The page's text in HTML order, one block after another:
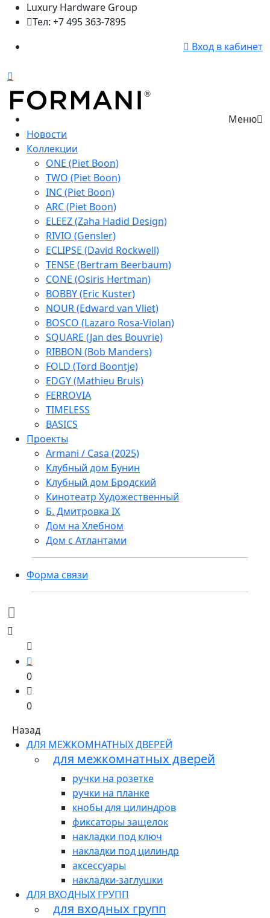
Luxury Hardware Group
Тел: +7 495 363-7895
Вход в кабинет
Меню
Новости
Коллекции
ONE (Piet Boon)
TWO (Piet Boon)
INC (Piet Boon)
ARC (Piet Boon)
ELEEZ (Zaha Hadid Design)
RIVIO (Gensler)
ECLIPSE (David Rockwell)
TENSE (Bertram Beerbaum)
CONE (Osiris Hertman)
BOBBY (Eric Kuster)
NOUR (Edward van Vliet)
BOSCO (Lazaro Rosa-Violan)
SQUARE (Jan des Bouvrie)
RIBBON (Bob Manders)
FOLD (Tord Boontje)
EDGY (Mathieu Bruls)
FERROVIA
TIMELESS
BASICS
Проекты
Armani / Casa (2025)
Клубный дом Бунин
Клубный дом Бродский
Кинотеатр Художественный
Б. Дмитровка IX
Дом на Хлебном
Дом с Атлантами
Форма связи
0
0
Назад
ДЛЯ МЕЖКОМНАТНЫХ ДВЕРЕЙ
для межкомнатных дверей
ручки на розетке
ручки на планке
кнобы для цилиндров
фиксаторы защелок
накладки под ключ
накладки под цилиндр
аксессуары
накладки-заглушки
ДЛЯ ВХОДНЫХ ГРУПП
для входных групп